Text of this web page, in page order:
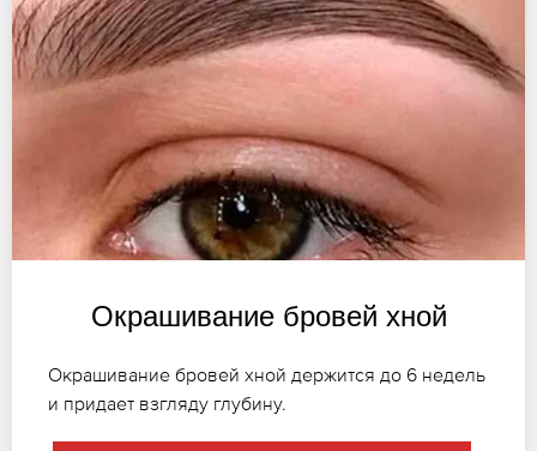
Окрашивание бровей хной
Окрашивание бровей хной держится до 6 недель
и придает взгляду глубину.